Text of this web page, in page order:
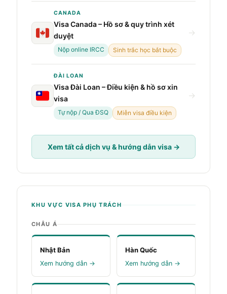
CANADA
Visa Canada – Hồ sơ & quy trình xét
duyệt
Nộp online IRCC Sinh trắc học bắt buộc
→
ĐÀI LOAN
Visa Đài Loan – Điều kiện & hồ sơ xin
visa
Tự nộp / Qua ĐSQ Miễn visa điều kiện
→
Xem tất cả dịch vụ & hướng dẫn visa →
KHU VỰC VISA PHỤ TRÁCH
CHÂU Á
Nhật Bản
Xem hướng dẫn →
Hàn Quốc
Xem hướng dẫn →